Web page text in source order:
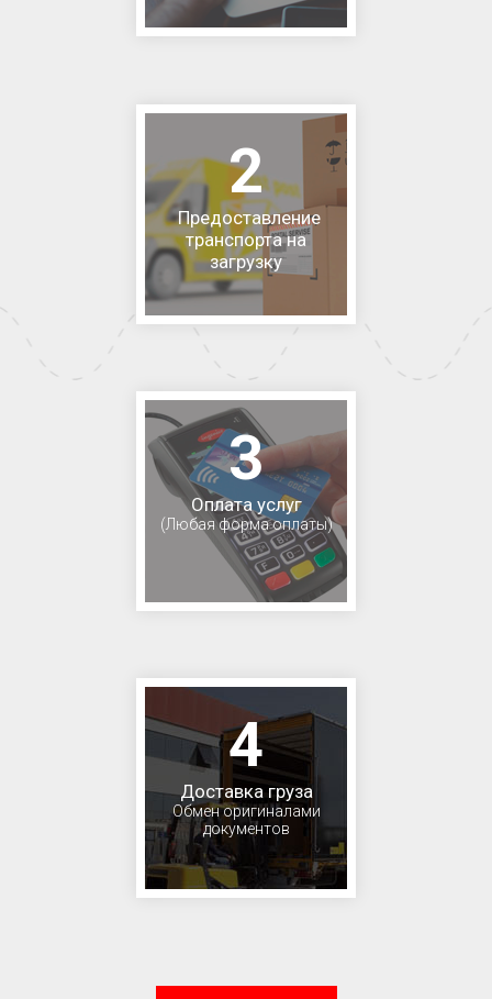
2
Предоставление
транспорта на
загрузку
3
Оплата услуг
(Любая форма оплаты)
4
Доставка груза
Обмен оригиналами
документов